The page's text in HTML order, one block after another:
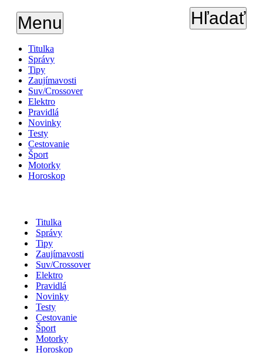
Menu Hľadať
Titulka
Správy
Tipy
Zaujímavosti
Suv/Crossover
Elektro
Pravidlá
Novinky
Testy
Cestovanie
Šport
Motorky
Horoskop
Titulka
Správy
Tipy
Zaujímavosti
Suv/Crossover
Elektro
Pravidlá
Novinky
Testy
Cestovanie
Šport
Motorky
Horoskop